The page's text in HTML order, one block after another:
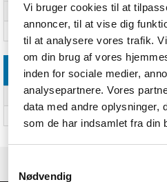
Vi bruger cookies til at
annoncer, til at vise dig
til at analysere vores trafik.
om din brug af vores
inden for sociale medier,
analysepartnere. Vores
data med andre oplysninger,
som de har indsamlet fra din
Nødvendig
EAN/UPC/GTIN 5702017151861
Harmoniseret systemkode (HS) 95030035
Leverandørfunktioner
Montering påkrævet Ja